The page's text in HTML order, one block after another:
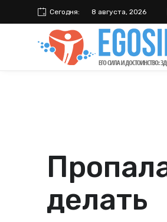
Сегодня: 8 августа, 2026
делать